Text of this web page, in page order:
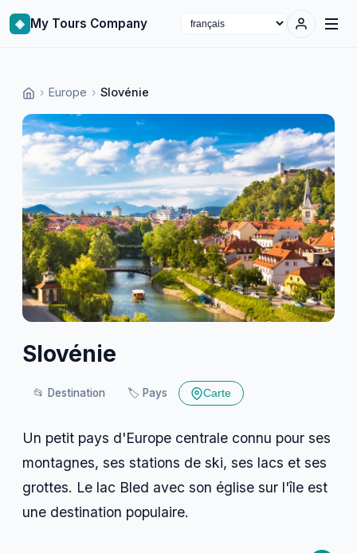
◈ My Tours Company
Select language
› Europe › Slovénie
Slovénie
📂 Destination 🏷️ Pays Carte
Un petit pays d'Europe centrale connu pour ses
montagnes, ses stations de ski, ses lacs et ses
grottes. Le lac Bled avec son église sur l'île est
une destination populaire.